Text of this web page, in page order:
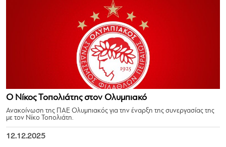
Ο Νίκος Τοπολιάτης στον Ολυμπιακό
Ανακοίνωση της ΠΑΕ Ολυμπιακός για την έναρξη της συνεργασίας της
με τον Νίκο Τοπολιάτη.
12.12.2025